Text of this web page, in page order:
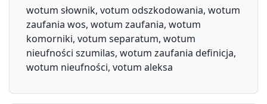
wotum słownik, votum odszkodowania, wotum
zaufania wos, wotum zaufania, wotum
komorniki, votum separatum, wotum
nieufności szumilas, wotum zaufania definicja,
wotum nieufności, votum aleksa